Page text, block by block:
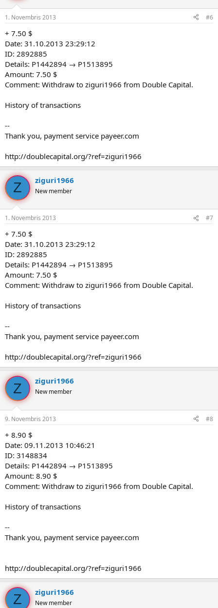
1. Novembris 2013 #6
+ 7.50 $
Date: 31.10.2013 23:29:12
ID: 2892885
Details: P1442894 → P1513895
Amount: 7.50 $
Comment: Withdraw to ziguri1966 from Double Capital.
History of transactions
--
Thank you, payment service payeer.com
http://doublecapital.org/?ref=ziguri1966
Z ziguri1966
New member
1. Novembris 2013 #7
+ 7.50 $
Date: 31.10.2013 23:29:12
ID: 2892885
Details: P1442894 → P1513895
Amount: 7.50 $
Comment: Withdraw to ziguri1966 from Double Capital.
History of transactions
--
Thank you, payment service payeer.com
http://doublecapital.org/?ref=ziguri1966
Z ziguri1966
New member
9. Novembris 2013 #8
+ 8.90 $
Date: 09.11.2013 10:46:21
ID: 3148834
Details: P1442894 → P1513895
Amount: 8.90 $
Comment: Withdraw to ziguri1966 from Double Capital.
History of transactions
--
Thank you, payment service payeer.com
http://doublecapital.org/?ref=ziguri1966
Z ziguri1966
New member